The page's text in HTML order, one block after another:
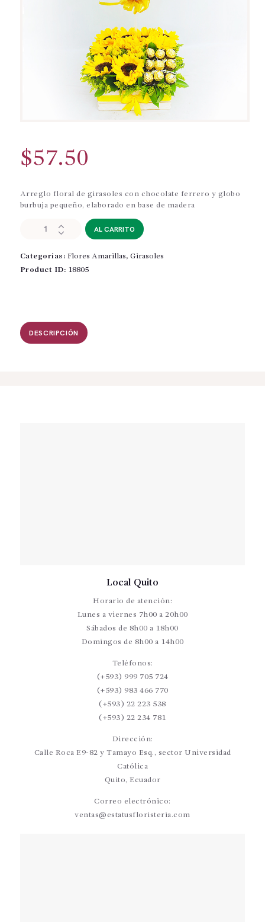
$57.50
Arreglo floral de girasoles con chocolate ferrero y globo
burbuja pequeño, elaborado en base de madera
GIR016-
GIRASOLES-
GLOBO
cantidad
AL CARRITO
Categorías: Flores Amarillas, Girasoles
Product ID: 18805
DESCRIPCIÓN
Local Quito
Horario de atención:
Lunes a viernes 7h00 a 20h00
Sábados de 8h00 a 18h00
Domingos de 8h00 a 14h00
Teléfonos:
(+593) 999 705 724
(+593) 983 466 770
(+593) 22 223 538
(+593) 22 234 781
Dirección:
Calle Roca E9-82 y Tamayo Esq., sector Universidad
Católica
Quito, Ecuador
Correo electrónico:
ventas@estatusfloristeria.com